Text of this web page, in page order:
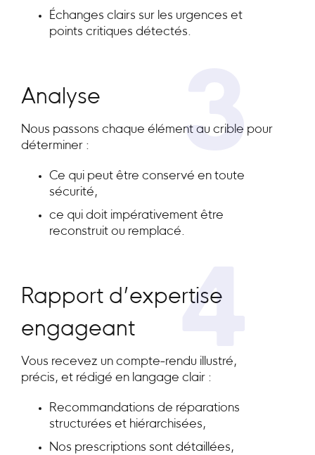
Échanges clairs sur les urgences et
points critiques détectés.
3
Analyse
Nous passons chaque élément au crible pour
déterminer :
Ce qui peut être conservé en toute
sécurité,
ce qui doit impérativement être
reconstruit ou remplacé.
4
Rapport d’expertise
engageant
Vous recevez un compte-rendu illustré,
précis, et rédigé en langage clair :
Recommandations de réparations
structurées et hiérarchisées,
Nos prescriptions sont détaillées,